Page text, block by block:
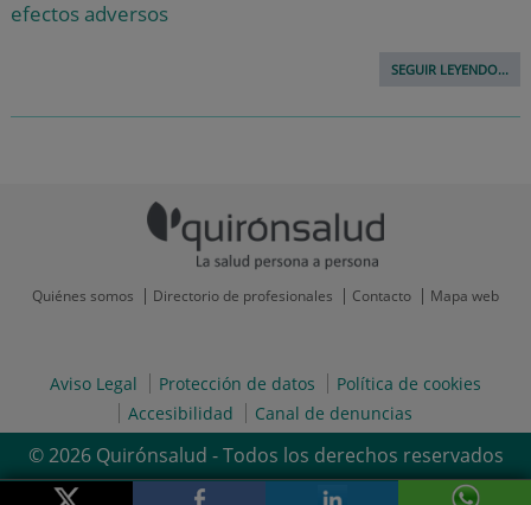
efectos adversos
SEGUIR LEYENDO...
Quiénes somos Directorio de profesionales Contacto Mapa web
Aviso Legal Protección de datos
Política de cookies
Accesibilidad
Canal de denuncias
© 2026 Quirónsalud - Todos los derechos reservados